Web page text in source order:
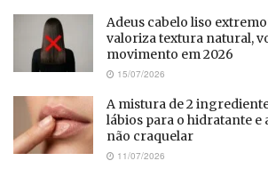
Adeus cabelo liso
valoriza textura natural,
movimento em 2026
15/07/2026
A mistura de 2
lábios para o hidratante e
não craquelar
11/07/2026